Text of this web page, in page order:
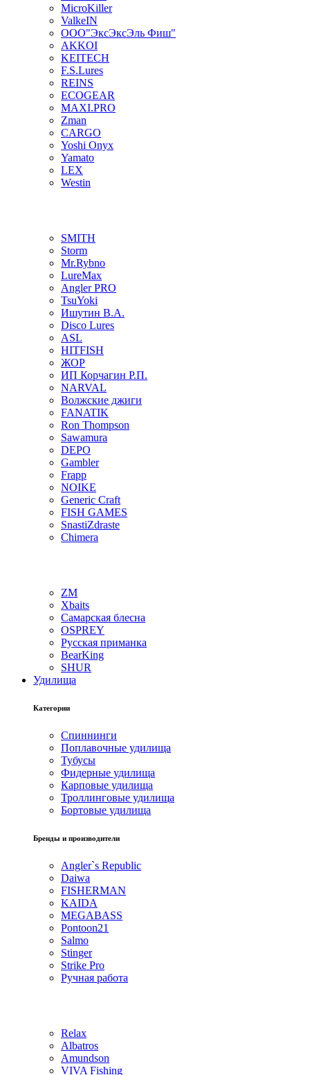
MicroKiller
ValkeIN
ООО"ЭксЭксЭль Фиш"
AKKOI
KEITECH
F.S.Lures
REINS
ECOGEAR
MAXI.PRO
Zman
CARGO
Yoshi Onyx
Yamato
LEX
Westin
SMITH
Storm
Mr.Rybno
LureMax
Angler PRO
TsuYoki
Ишутин В.А.
Disco Lures
ASL
HITFISH
ЖОР
ИП Корчагин Р.П.
NARVAL
Волжские джиги
FANATIK
Ron Thompson
Sawamura
DEPO
Gambler
Frapp
NOIKE
Generic Craft
FISH GAMES
SnastiZdraste
Chimera
ZM
Xbaits
Самарская блесна
OSPREY
Русская приманка
BearKing
SHUR
Удилища
Категории
Спиннинги
Поплавочные удилища
Тубусы
Фидерные удилища
Карповые удилища
Троллинговые удилища
Бортовые удилища
Бренды и производители
Angler`s Republic
Daiwa
FISHERMAN
KAIDA
MEGABASS
Pontoon21
Salmo
Stinger
Strike Pro
Ручная работа
Relax
Albatros
Amundson
VIVA Fishing